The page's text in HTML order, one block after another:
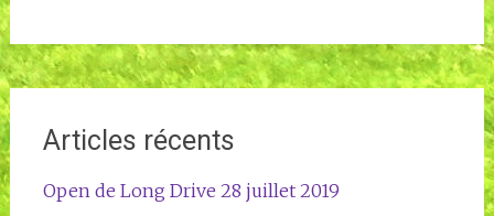
Articles récents
Open de Long Drive 28 juillet 2019